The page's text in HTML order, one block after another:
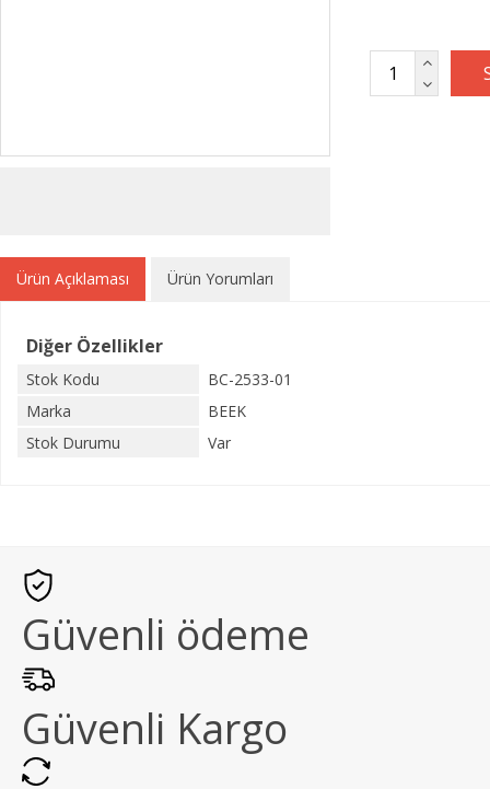
Ürün Açıklaması Ürün Yorumları
Diğer Özellikler
Stok Kodu
BC-2533-01
Marka
BEEK
Stok Durumu
Var
Güvenli ödeme
Güvenli Kargo